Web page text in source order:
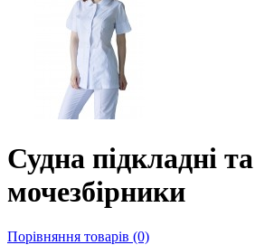
Судна підкладні та
мочезбірники
Порівняння товарів (0)